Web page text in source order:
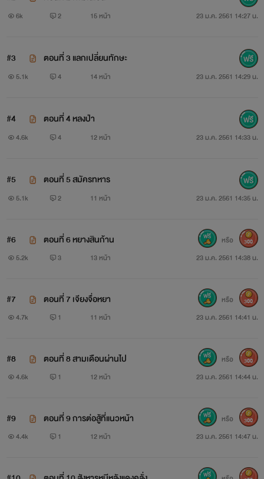
ระดับกลาง
ระดับปฐพี
ระดับสวรรค์
ระดับตำนาน
ระดับเทพวิญญาณ
อาวุธวิญญาณมี 7 ระดับ
ระดับต่ำ ระดับกลาง ระดับสูง
ระดับปฐพี
ระดับสวรรค์ ระดับตำนาน ระดับเทพวิญญาณ
แก่นสัตว์วิญญาณมี 7 ระดับ
ระดับต่ำ ระดับกลาง ระดับสูง
ระดับปฐพี
6k 2 15 หน้า 23 ม.ค. 2561 14:27 น.
#3 ตอนที่ 3 แลกเปลี่ยนทักษะ
5.1k 4 14 หน้า 23 ม.ค. 2561 14:29 น.
#4 ตอนที่ 4 หลงป่า
4.6k 4 12 หน้า 23 ม.ค. 2561 14:33 น.
#5 ตอนที่ 5 สมัครทหาร
5.1k 2 11 หน้า 23 ม.ค. 2561 14:35 น.
#6 ตอนที่ 6 หยางสินก้าน
5.2k 3 13 หน้า 23 ม.ค. 2561 14:38 น.
หรือ 300
#7 ตอนที่ 7 เจียงจื่อหยา
4.7k 1 11 หน้า 23 ม.ค. 2561 14:41 น.
หรือ 300
#8 ตอนที่ 8 สามเดือนผ่านไป
4.6k 1 12 หน้า 23 ม.ค. 2561 14:44 น.
หรือ 300
#9 ตอนที่ 9 การต่อสู้ที่แนวหน้า
4.4k 1 12 หน้า 23 ม.ค. 2561 14:47 น.
หรือ 300